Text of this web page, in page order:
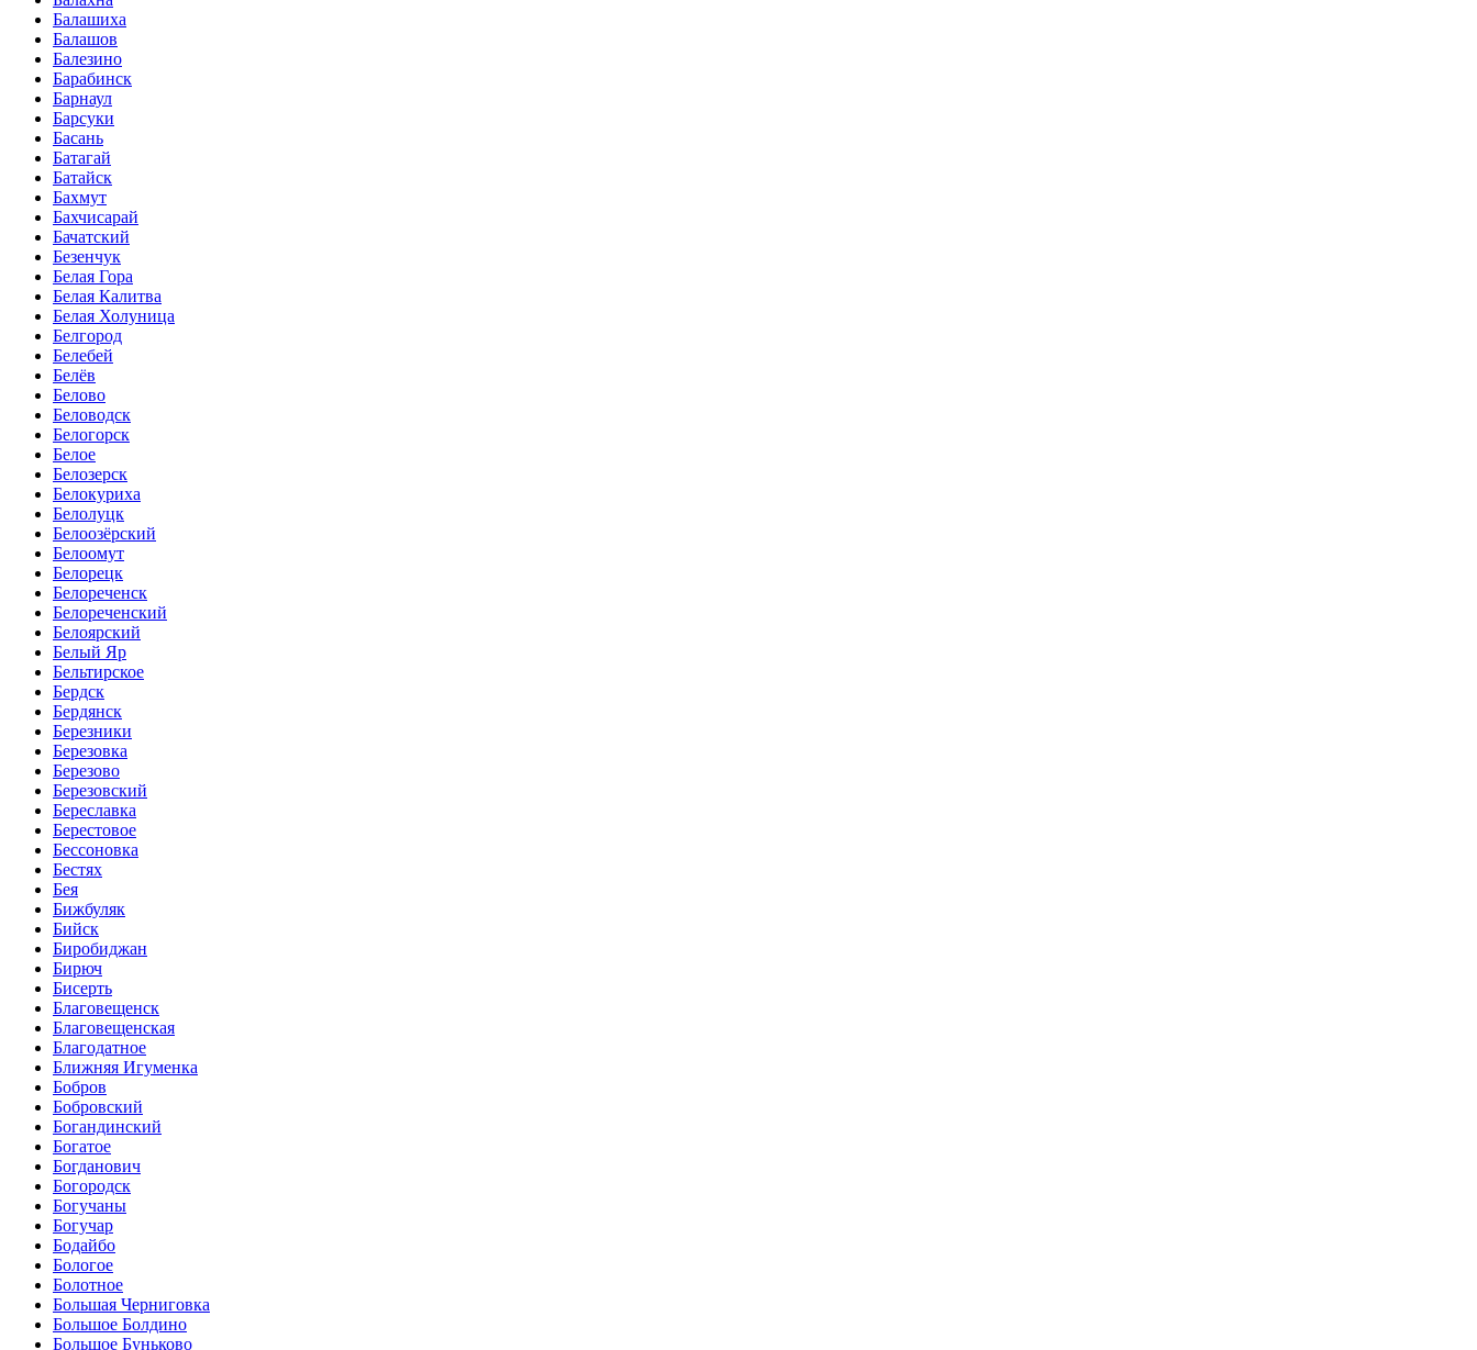
Балашиха
Балашов
Балезино
Барабинск
Барнаул
Барсуки
Басань
Батагай
Батайск
Бахмут
Бахчисарай
Бачатский
Безенчук
Белая Гора
Белая Калитва
Белая Холуница
Белгород
Белебей
Белёв
Белово
Беловодск
Белогорск
Белое
Белозерск
Белокуриха
Белолуцк
Белоозёрский
Белоомут
Белорецк
Белореченск
Белореченский
Белоярский
Белый Яр
Бельтирское
Бердск
Бердянск
Березники
Березовка
Березово
Березовский
Береславка
Берестовое
Бессоновка
Бестях
Бея
Бижбуляк
Бийск
Биробиджан
Бирюч
Бисерть
Благовещенск
Благовещенская
Благодатное
Ближняя Игуменка
Бобров
Бобровский
Богандинский
Богатое
Богданович
Богородск
Богучаны
Богучар
Бодайбо
Бологое
Болотное
Большая Черниговка
Большое Болдино
Большое Буньково